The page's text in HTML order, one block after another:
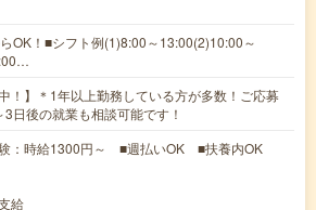
OK！■シフト例(1)8:00～13:00(2)10:00～
！】＊1年以上勤務している方が多数！ご応募
日後の就業も相談可能です！
：時給1300円～ ■週払いOK ■扶養内OK
給